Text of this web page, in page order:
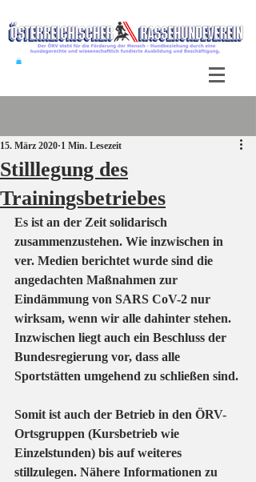
Stilllegung des
Trainingsbetriebes
15. März 2020 1 Min. Lesezeit
Es ist an der Zeit solidarisch
zusammenzustehen. Wie inzwischen in
ver. Medien berichtet wurde sind die
angedachten Maßnahmen zur
Eindämmung von SARS CoV-2 nur
wirksam, wenn wir alle dahinter stehen.
Inzwischen liegt auch ein Beschluss der
Bundesregierung vor, dass alle
Sportstätten umgehend zu schließen sind.
Somit ist auch der Betrieb in den ÖRV-
Ortsgruppen (Kursbetrieb wie
Einzelstunden) bis auf weiteres
stillzulegen. Nähere Informationen zu